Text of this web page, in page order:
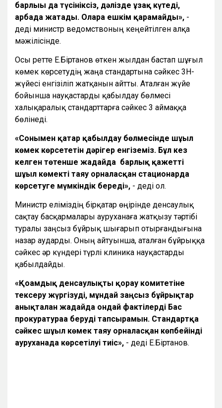
барлығы да түсініксіз, дәлізде ұзақ күтеді,
арбада жатады. Оларға ешкім қарамайды», -
деді министр ведомствоның кеңейтілген алқа
мәжілісінде.
Осы ретте Е.Біртанов өткен жылдан бастап шұғыл
көмек көрсетудің жаңа стандартына сәйкес 3Н-
жүйесі енгізіліп жатқанын айтты. Аталған жүйе
бойынша науқастарды қабылдау бөлмесі
халықаралық стандарттарға сәйкес 3 аймаққа
бөлінеді.
«Сонымен қатар қабылдау бөлмесінде шұғыл
көмек көрсететін дәрігер енгіземіз. Бұл кез
келген төтенше жағдайда барлық қажетті
шұғыл көмекті таяу орналасқан стационарда
көрсетуге мүмкіндік береді», - деді ол.
Министр еліміздің бірқатар өңірінде денсаулық
сақтау басқармалары ауруханаға жатқызу тәртібі
туралы заңсыз бұйрық шығарып отырғандығына
назар аударды. Оның айтуынша, аталған бұйрыққа
сәйкес әр күндері түрлі клиника науқастарды
қабылдайды.
«Қоғамдық денсаулықты қорғау комитетіне
тексеру жүргізуді, мұндай заңсыз бұйрықтар
анықталған жағдайда ондай фактілерді Бас
прокуратураға беруді тапсырамын. Стандартқа
сәйкес шұғыл көмек таяу орналасқан көпбейінді
ауруханада көрсетілуі тиіс», - деді Е.Біртанов.